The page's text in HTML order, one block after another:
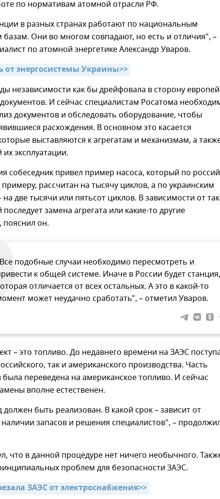
по нормативам атомной отрасли РФ.
в разных странах работают по национальным
Они во многом совпадают, но есть и отличия", –
по атомной энергетике Александр Уваров.
от энергосистемы Украины>>
независимости как бы дрейфовала в сторону
И сейчас специалистам Росатома
документов и обследовать оборудование, чтобы
расхождения. В основном это касается
выставляются к агрегатам и механизмам, а
эксплуатации.
собеседник привел пример насоса, который по
примеру, рассчитан на тысячу циклов, а по украинским
две тысячи или пятьсот циклов. В зависимости от
замена агрегата или какие-то другие
он.
подобные случаи необходимо пересмотреть и
к общей системе. Иначе в России будет станция,
отличается от всех остальных. А это в какой-то
может неудачно сработать", – отметил Уваров.
– это топливо. До недавнего времени на ЗАЭС
так и американского производства. Часть
была переведена на американское топливо. И сейчас
вполне естественен.
должен быть реализован. В какой срок – зависит от
запасов и решения специалистов", –
что в данной процедуре нет ничего необычного.
проблем для безопасности ЗАЭС.
ЗАЭС от электроснабжения>>